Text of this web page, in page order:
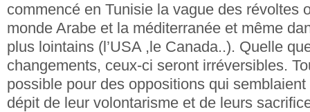
commencé en Tunisie la vague des révoltes
monde Arabe et la méditerranée et même
plus lointains (l’USA ,le Canada..). Quelle
changements, ceux-ci seront irréversibles.
possible pour des oppositions qui
dépit de leur volontarisme et de leurs